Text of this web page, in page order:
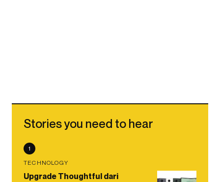
Stories you need to hear
1
TECHNOLOGY
Upgrade Thoughtful dari